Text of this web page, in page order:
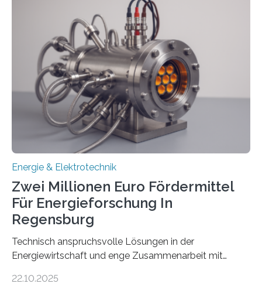
einem „Anschlussstau“. Die Stiftung
Umweltenergierecht hat den Rechtsrahmen in einem
neuen Bericht für die Praxis eingeordnet – inklusive der
Rolle von flexiblen Netzanschlussvereinbarungen. Der
Netzanschluss von Erneuerbare-Energien-Anlagen
(EE-Anlagen) ist entscheidend für die Energiewende.
Denn ohne Anschluss an das Netz kann kein Strom
eingespeist werden. Nach dem Erneuerbare-Energien-
Gesetz (EEG) sind Netzbetreiber…
Energie & Elektrotechnik
Zwei Millionen Euro Fördermittel
Für Energieforschung In
Regensburg
Technisch anspruchsvolle Lösungen in der
Energiewirtschaft und enge Zusammenarbeit mit
22.10.2025